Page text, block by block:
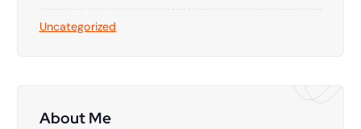
Uncategorized
About Me